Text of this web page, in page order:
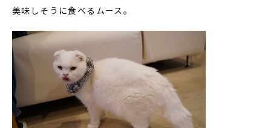
美味しそうに食べるムース。